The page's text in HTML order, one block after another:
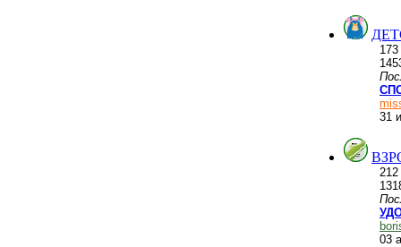
173
31
212
03